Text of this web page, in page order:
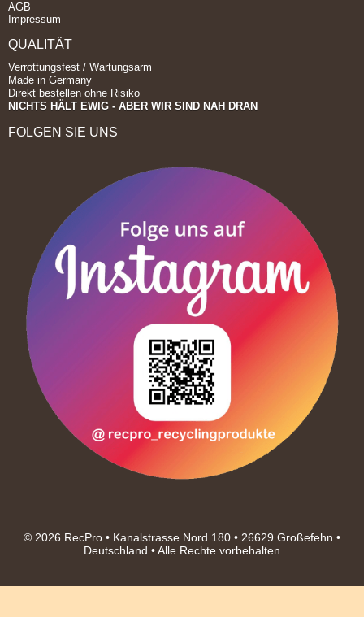
AGB
Impressum
QUALITÄT
Verrottungsfest / Wartungsarm
Made in Germany
Direkt bestellen ohne Risiko
NICHTS HÄLT EWIG - ABER WIR SIND NAH DRAN
FOLGEN SIE UNS
© 2026 RecPro • Kanalstrasse Nord 180 • 26629 Großefehn •
Deutschland • Alle Rechte vorbehalten